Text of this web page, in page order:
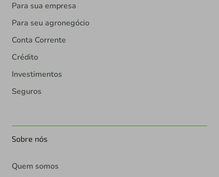
Para sua empresa
Para seu agronegócio
Conta Corrente
Crédito
Investimentos
Seguros
Sobre nós
Quem somos